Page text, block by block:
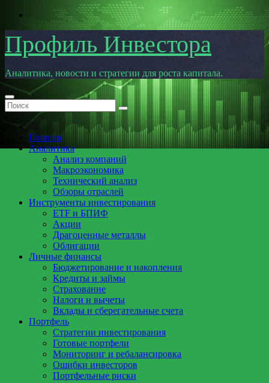
Перейти
содержимому
Профиль Инвестора
Аналитика, новости и стратегии для роста капитала.
Главная
Аналитика
Анализ компаний
Макроэкономика
Технический анализ
Обзоры отраслей
Инструменты инвестирования
ETF и БПИФ
Акции
Драгоценные металлы
Облигации
Личные финансы
Бюджетирование и накопления
Кредиты и займы
Страхование
Налоги и вычеты
Вклады и сберегательные счета
Портфель
Стратегии инвестирования
Готовые портфели
Мониторинг и ребалансировка
Ошибки инвесторов
Портфельные риски